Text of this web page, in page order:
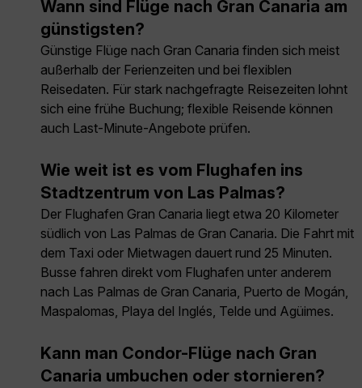
Wann sind Flüge nach Gran Canaria am
günstigsten?
Günstige Flüge nach Gran Canaria finden sich meist
außerhalb der Ferienzeiten und bei flexiblen
Reisedaten. Für stark nachgefragte Reisezeiten lohnt
sich eine frühe Buchung; flexible Reisende können
auch Last-Minute-Angebote prüfen.
Wie weit ist es vom Flughafen ins
Stadtzentrum von Las Palmas?
Der Flughafen Gran Canaria liegt etwa 20 Kilometer
südlich von Las Palmas de Gran Canaria. Die Fahrt mit
dem Taxi oder Mietwagen dauert rund 25 Minuten.
Busse fahren direkt vom Flughafen unter anderem
nach Las Palmas de Gran Canaria, Puerto de Mogán,
Maspalomas, Playa del Inglés, Telde und Agüimes.
Kann man Condor-Flüge nach Gran
Canaria umbuchen oder stornieren?